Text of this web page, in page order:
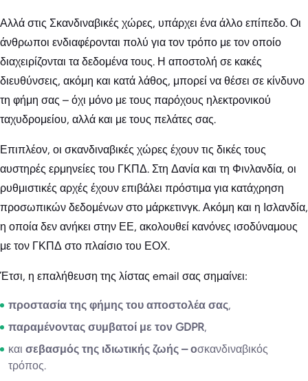
Αλλά στις Σκανδιναβικές χώρες, υπάρχει ένα άλλο επίπεδο. Οι
άνθρωποι ενδιαφέρονται πολύ για τον τρόπο με τον οποίο
διαχειρίζονται τα δεδομένα τους. Η αποστολή σε κακές
διευθύνσεις, ακόμη και κατά λάθος, μπορεί να θέσει σε κίνδυνο
τη φήμη σας – όχι μόνο με τους παρόχους ηλεκτρονικού
ταχυδρομείου, αλλά και με τους πελάτες σας.
Επιπλέον, οι σκανδιναβικές χώρες έχουν τις δικές τους
αυστηρές ερμηνείες του ΓΚΠΔ. Στη Δανία και τη Φινλανδία, οι
ρυθμιστικές αρχές έχουν επιβάλει πρόστιμα για κατάχρηση
προσωπικών δεδομένων στο μάρκετινγκ. Ακόμη και η Ισλανδία,
η οποία δεν ανήκει στην ΕΕ, ακολουθεί κανόνες ισοδύναμους
με τον ΓΚΠΔ στο πλαίσιο του ΕΟΧ.
Έτσι, η επαλήθευση της λίστας email σας σημαίνει:
προστασία της φήμης του αποστολέα σας,
παραμένοντας συμβατοί με τον GDPR,
και σεβασμός της ιδιωτικής ζωής – οσκανδιναβικός
τρόπος.